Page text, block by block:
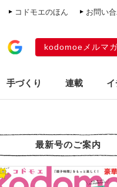
コドモエのほん お問い
kodomoeメルマ
手づくり 連載 イ
最新号のご案内